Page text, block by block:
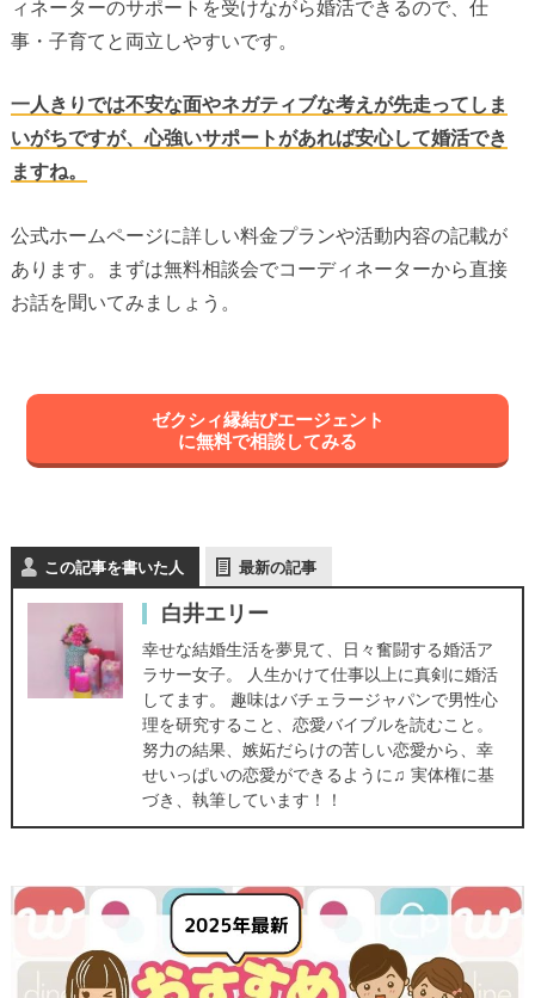
ィネーターのサポートを受けながら婚活できるので、仕
事・子育てと両立しやすいです。
一人きりでは不安な面やネガティブな考えが先走ってしま
いがちですが、心強いサポートがあれば安心して婚活でき
ますね。
公式ホームページに詳しい料金プランや活動内容の記載が
あります。まずは無料相談会でコーディネーターから直接
お話を聞いてみましょう。
ゼクシィ縁結びエージェント
に無料で相談してみる
この記事を書いた人 最新の記事
白井エリー
幸せな結婚生活を夢見て、日々奮闘する婚活ア
ラサー女子。 人生かけて仕事以上に真剣に婚活
してます。 趣味はバチェラージャパンで男性心
理を研究すること、恋愛バイブルを読むこと。
努力の結果、嫉妬だらけの苦しい恋愛から、幸
せいっぱいの恋愛ができるように♫ 実体権に基
づき、執筆しています！！